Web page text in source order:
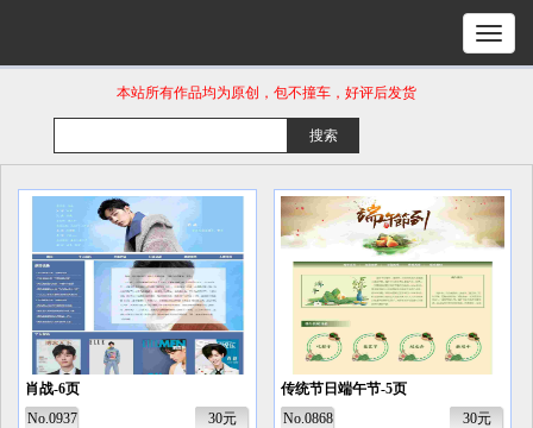
本站所有作品均为原创，包不撞车，好评后发货
肖战-6页
No.0937
30元
传统节日端午节-5页
No.0868
30元